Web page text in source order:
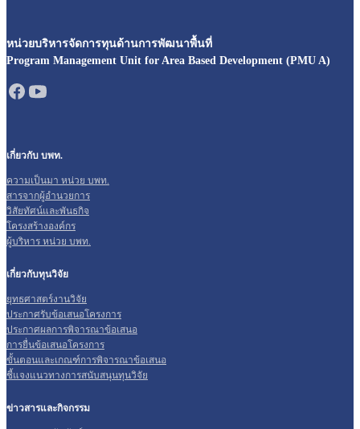
หน่วยบริหารจัดการทุนด้านการพัฒนาพื้นที่
Program Management Unit for Area Based Development (PMU A)
เกี่ยวกับ บพท.
ความเป็นมา หน่วย บพท.
สารจากผู้อำนวยการ
วิสัยทัศน์และพันธกิจ
โครงสร้างองค์กร
ผู้บริหาร หน่วย บพท.
เกี่ยวกับทุนวิจัย
ยุทธศาสตร์งานวิจัย
ประกาศรับข้อเสนอโครงการ
ประกาศผลการพิจารณาข้อเสนอ
การยื่นข้อเสนอโครงการ
ขั้นตอนและเกณฑ์การพิจารณาข้อเสนอ
ชี้แจงแนวทางการสนับสนุนทุนวิจัย
ข่าวสารและกิจกรรม